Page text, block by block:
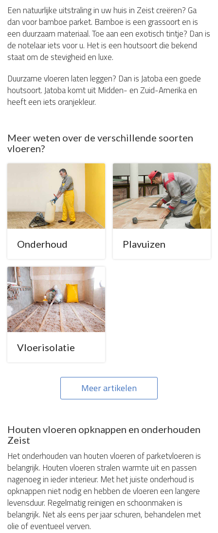
Een natuurlijke uitstraling in uw huis in Zeist creëren? Ga
dan voor bamboe parket. Bamboe is een grassoort en is
een duurzaam materiaal. Toe aan een exotisch tintje? Dan is
de notelaar iets voor u. Het is een houtsoort die bekend
staat om de stevigheid en luxe.
Duurzame vloeren laten leggen? Dan is Jatoba een goede
houtsoort. Jatoba komt uit Midden- en Zuid-Amerika en
heeft een iets oranjekleur.
Meer weten over de verschillende soorten
vloeren?
Onderhoud Plavuizen
Vloerisolatie
Meer artikelen
Houten vloeren opknappen en onderhouden
Zeist
Het onderhouden van houten vloeren of parketvloeren is
belangrijk. Houten vloeren stralen warmte uit en passen
nagenoeg in ieder interieur. Met het juiste onderhoud is
opknappen niet nodig en hebben de vloeren een langere
levensduur. Regelmatig reinigen en schoonmaken is
belangrijk. Net als eens per jaar schuren, behandelen met
olie of eventueel verven.